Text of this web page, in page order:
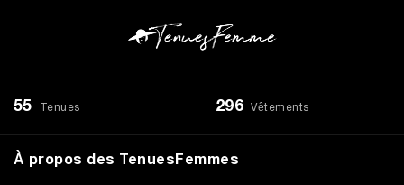
55 Tenues 296 Vêtements
À propos des TenuesFemmes